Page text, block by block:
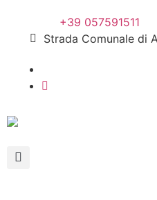
+39 057591511
Strada Comunale di